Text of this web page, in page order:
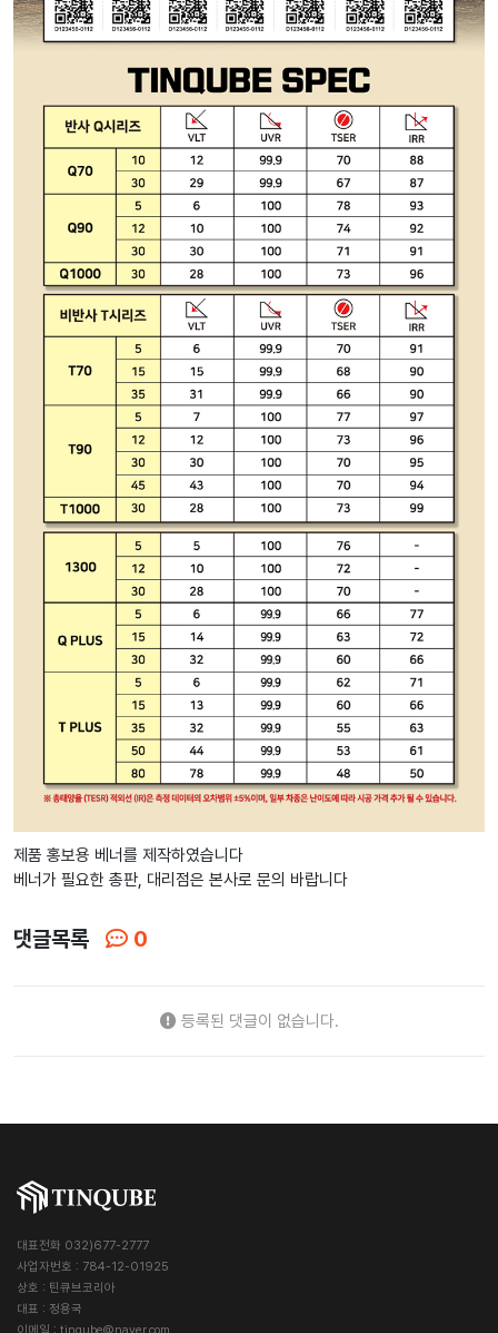
제품 홍보용 베너를 제작하였습니다
베너가 필요한 총판, 대리점은 본사로 문의 바랍니다
댓글목록 0
등록된 댓글이 없습니다.
대표전화 032)677-2777
사업자번호 : 784-12-01925
상호 : 틴큐브코리아
대표 : 정용국